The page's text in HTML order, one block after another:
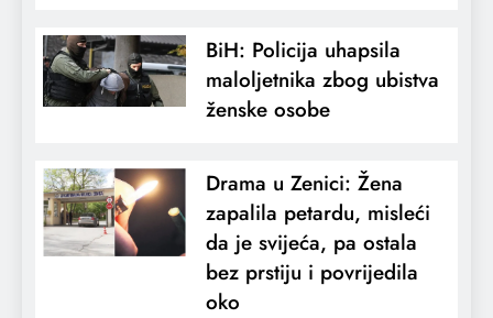
BiH: Policija uhapsila
maloljetnika zbog ubistva
ženske osobe
Drama u Zenici: Žena
zapalila petardu, misleći
da je svijeća, pa ostala
bez prstiju i povrijedila
oko